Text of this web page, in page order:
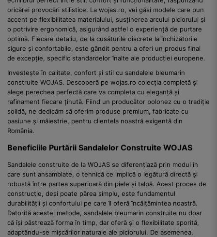
oricărei provocări stilistice. La wojas.ro, vei găsi modele care pun
accent pe flexibilitatea materialului, susținerea arcului piciorului și
o potrivire ergonomică, asigurând astfel o experiență de purtare
optimă. Fiecare detaliu, de la cusăturile discrete la închizătorile
sigure și confortabile, este gândit pentru a oferi un produs final
de excepție, specific standardelor înalte ale producției europene.
Investește în calitate, confort și stil cu sandalele bleumarin
construite WOJAS. Descoperă pe wojas.ro colecția completă și
alege perechea perfectă care va completa cu eleganță și
rafinament fiecare ținută. Fiind un producător polonez cu o tradiție
solidă, ne dedicăm să oferim produse premium, fabricate cu
pasiune și măiestrie, pentru clientela noastră exigentă din
România.
Beneficiile Purtării Sandalelor Construite WOJAS
Sandalele construite de la WOJAS se diferențiază prin modul în
care sunt ansamblate, o tehnică ce implică o legătură directă și
robustă între partea superioară din piele și talpă. Acest proces de
construcție, deși poate părea simplu, este fundamentul
durabilității și confortului pe care îl oferă încălțămintea noastră.
Datorită acestei metode, sandalele bleumarin construite nu doar
că își păstrează forma în timp, dar oferă și o flexibilitate sporită,
adaptându-se mișcărilor naturale ale piciorului. De asemenea,